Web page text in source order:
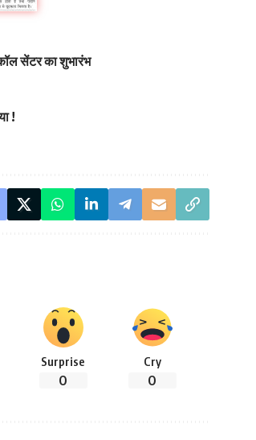
सेंटर का शुभारंभ
!
Surprise
0
Cry
0